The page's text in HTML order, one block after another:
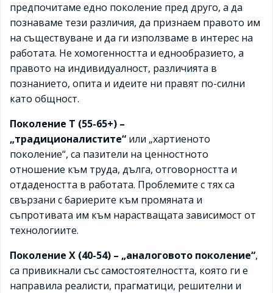
предпочитаме едно поколение пред друго, а да
познаваме тези различия, да признаем правото им
на съществуване и да ги използваме в интерес на
работата. Не хомогенността и еднообразието, а
правото на индивидуалност, различията в
познанието, опита и идеите ни правят по-силни
като общност.
Поколение Т (55-65+) –
„традиционалистите“ или „хартиеното
поколение“, са пазители на ценностното
отношение към труда, дълга, отговорността и
отдадеността в работата. Проблемите с тях са
свързани с бариерите към промяната и
съпротивата им към нарастващата зависимост от
технологиите.
Поколение Х (40-54) – „аналоговото поколение“,
са привикнали със самостоятелността, която ги е
направила реалисти, прагматици, решителни и